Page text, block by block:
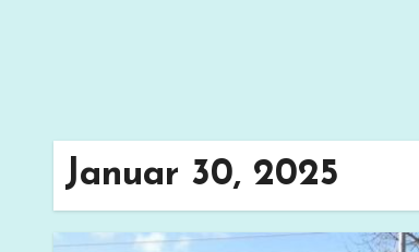
Januar 30, 2025